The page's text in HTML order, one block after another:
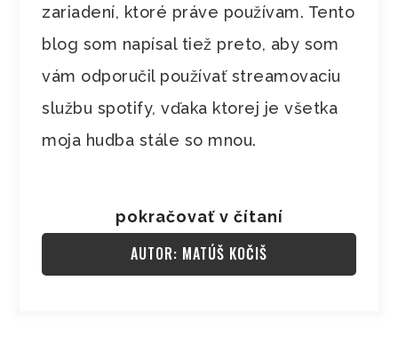
zariadení, ktoré práve používam. Tento
blog som napísal tiež preto, aby som
vám odporučil používať streamovaciu
službu spotify, vďaka ktorej je všetka
moja hudba stále so mnou.
pokračovať v čítaní
AUTOR: MATÚŠ KOČIŠ